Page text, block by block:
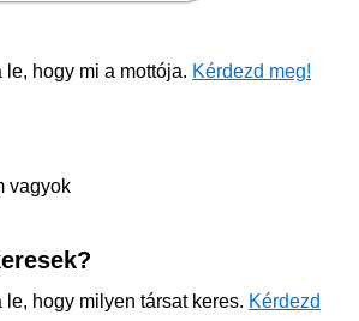
le, hogy mi a mottója. Kérdezd meg!
vagyok
le, hogy milyen társat keres. Kérdezd